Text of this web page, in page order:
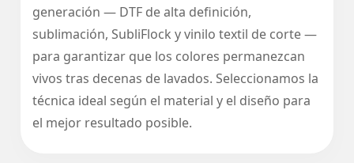
generación — DTF de alta definición,
sublimación, SubliFlock y vinilo textil de corte —
para garantizar que los colores permanezcan
vivos tras decenas de lavados. Seleccionamos la
técnica ideal según el material y el diseño para
el mejor resultado posible.